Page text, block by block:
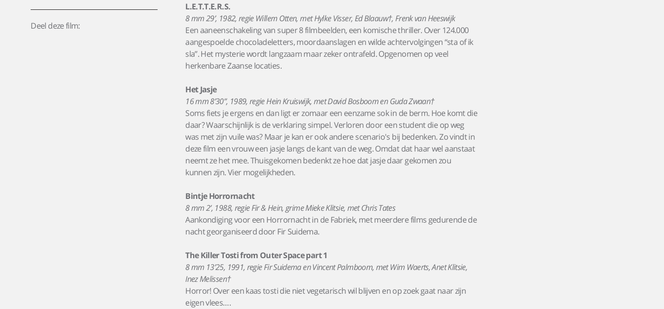
Deel deze film:
L.E.T.T.E.R.S.
8 mm 29’, 1982, regie Willem Otten, met Hylke Visser, Ed Blaauw†, Frenk van Heeswijk
Een aaneenschakeling van super 8 filmbeelden, een komische thriller. Over 124.000
aangespoelde chocoladeletters, moordaanslagen en wilde achtervolgingen “sta of ik
sla”. Het mysterie wordt langzaam maar zeker ontrafeld. Opgenomen op veel
herkenbare Zaanse locaties.
Het Jasje
16 mm 8’30”, 1989, regie Hein Kruiswijk, met David Bosboom en Guda Zwaan†
Soms fiets je ergens en dan ligt er zomaar een eenzame sok in de berm. Hoe komt die
daar? Waarschijnlijk is de verklaring simpel. Verloren door een student die op weg
was met zijn vuile was? Maar je kan er ook andere scenario's bij bedenken. Zo vindt in
deze film een vrouw een jasje langs de kant van de weg. Omdat dat haar wel aanstaat
neemt ze het mee. Thuisgekomen bedenkt ze hoe dat jasje daar gekomen zou
kunnen zijn. Vier mogelijkheden.
Bintje Horrornacht
8 mm 2’, 1988, regie Fir & Hein, grime Mieke Klitsie, met Chris Tates
Aankondiging voor een Horrornacht in de Fabriek, met meerdere films gedurende de
nacht georganiseerd door Fir Suidema.
The Killer Tosti from Outer Space part 1
8 mm 13’25, 1991, regie Fir Suidema en Vincent Palmboom, met Wim Waerts, Anet Klitsie,
Inez Melissen†
Horror! Over een kaas tosti die niet vegetarisch wil blijven en op zoek gaat naar zijn
eigen vlees….